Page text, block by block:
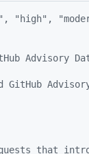
"high",
Advisory
that